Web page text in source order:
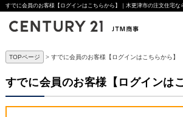
すでに会員のお客様【ログインはこちらから】｜木更津市の注文住宅
TOPページ すでに会員のお客様【ログインはこちらから】
すでに会員のお客様【ログインは